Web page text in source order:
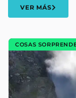
VER MÁS
COSAS